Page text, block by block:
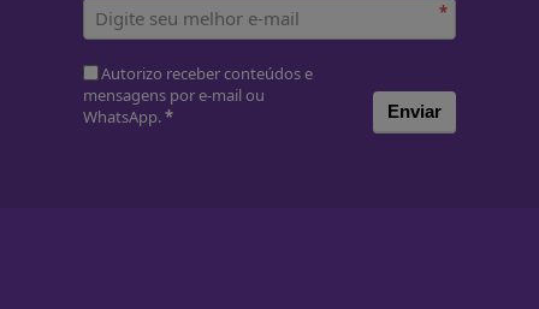
*
Autorizo receber conteúdos e
mensagens por e-mail ou
WhatsApp.* Enviar